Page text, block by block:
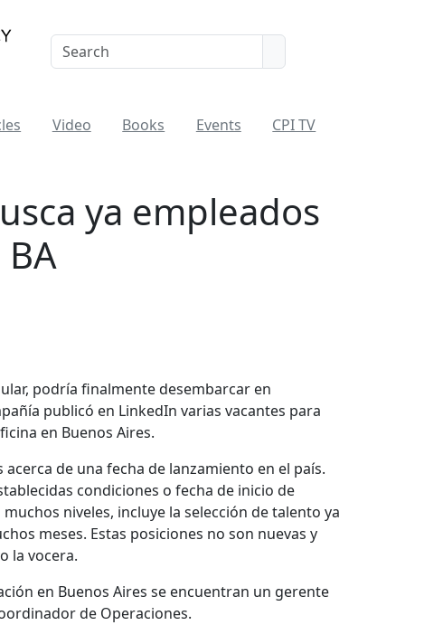
Video Books Events CPI TV
ya empleados
podría finalmente desembarcar en
publicó en LinkedIn varias vacantes para
en Buenos Aires.
de una fecha de lanzamiento en el país.
condiciones o fecha de inicio de
niveles, incluye la selección de talento ya
meses. Estas posiciones no son nuevas y
la vocera.
en Buenos Aires se encuentran un gerente
de Operaciones.